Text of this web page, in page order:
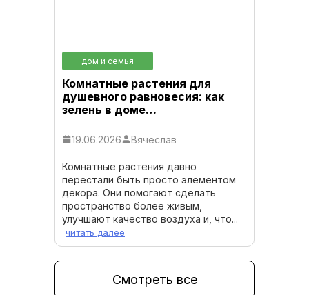
Смотреть все
дом и семья
Комнатные растения для
душевного равновесия: как
зелень в доме…
19.06.2026 Вячеслав
Комнатные растения давно
перестали быть просто элементом
декора. Они помогают сделать
пространство более живым,
улучшают качество воздуха и, что...
читать далее